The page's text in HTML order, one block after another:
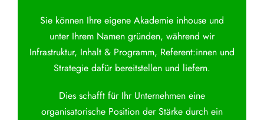
Sie können Ihre eigene Akademie inhouse und
unter Ihrem Namen gründen, während wir
Infrastruktur, Inhalt & Programm, Referent:innen und
Strategie dafür bereitstellen und liefern.
Dies schafft für Ihr Unternehmen eine
organisatorische Position der Stärke durch ein